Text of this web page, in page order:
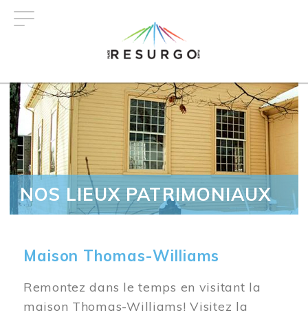
NOS LIEUX PATRIMONIAUX
Maison Thomas-Williams
Remontez dans le temps en visitant la
maison Thomas-Williams! Visitez la